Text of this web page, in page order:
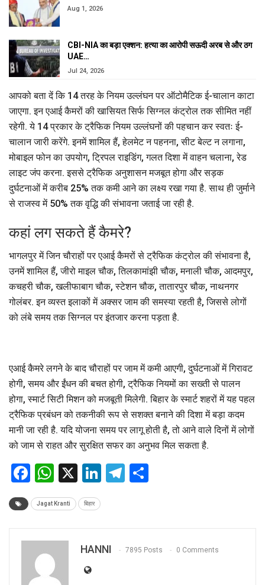
Aug 1, 2026
CBI-NIA का बड़ा एक्शन: हत्या का आरोपी सऊदी अरब से और ठग
UAE…
Jul 24, 2026
आपको बता दें कि 14 तरह के नियम उल्लंघन पर ऑटोमैटिक ई-चालान काटा
जाएगा. इन एआई कैमरों की खासियत सिर्फ सिग्नल कंट्रोल तक सीमित नहीं
रहेगी. ये 14 प्रकार के ट्रैफिक नियम उल्लंघनों की पहचान कर स्वतः ई-
चालान जारी करेंगे. इनमें शामिल हैं, हेलमेट न पहनना, सीट बेल्ट न लगाना,
मोबाइल फोन का उपयोग, ट्रिपल राइडिंग, गलत दिशा में वाहन चलाना, रेड
लाइट जंप करना. इससे ट्रैफिक अनुशासन मजबूत होगा और सड़क
दुर्घटनाओं में करीब 25% तक कमी आने का लक्ष्य रखा गया है. साथ ही जुर्माने
से राजस्व में 50% तक वृद्धि की संभावना जताई जा रही है.
कहां लग सकते हैं कैमरे?
भागलपुर में जिन चौराहों पर एआई कैमरों से ट्रैफिक कंट्रोल की संभावना है,
उनमें शामिल हैं, जीरो माइल चौक, तिलकामांझी चौक, मनाली चौक, आदमपुर,
कचहरी चौक, खलीफाबाग चौक, स्टेशन चौक, तातारपुर चौक, नाथनगर
गोलंबर. इन व्यस्त इलाकों में अक्सर जाम की समस्या रहती है, जिससे लोगों
को लंबे समय तक सिग्नल पर इंतजार करना पड़ता है.
एआई कैमरे लगने के बाद चौराहों पर जाम में कमी आएगी, दुर्घटनाओं में गिरावट
होगी, समय और ईंधन की बचत होगी, ट्रैफिक नियमों का सख्ती से पालन
होगा, स्मार्ट सिटी मिशन को मजबूती मिलेगी. बिहार के स्मार्ट शहरों में यह पहल
ट्रैफिक प्रबंधन को तकनीकी रूप से सशक्त बनाने की दिशा में बड़ा कदम
मानी जा रही है. यदि योजना समय पर लागू होती है, तो आने वाले दिनों में लोगों
को जाम से राहत और सुरक्षित सफर का अनुभव मिल सकता है.
Facebook
WhatsApp
X LinkedIn
Telegram
Jagat Kranti बिहार
HANNI 7895 Posts 0 Comments